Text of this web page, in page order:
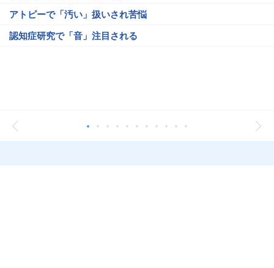
アトピーで「汚い」扱いされ苦悩
認知症研究で「音」注目される